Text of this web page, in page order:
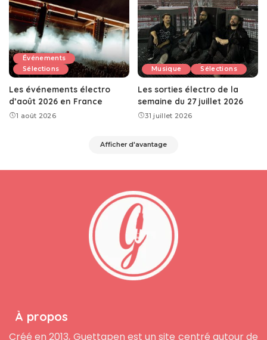
Événements
Sélections
Les événements électro
d’août 2026 en France
1 août 2026
Musique Sélections
Les sorties électro de la
semaine du 27 juillet 2026
31 juillet 2026
Afficher d'avantage
À propos
Créé en 2013, Guettapen est un site centré autour de